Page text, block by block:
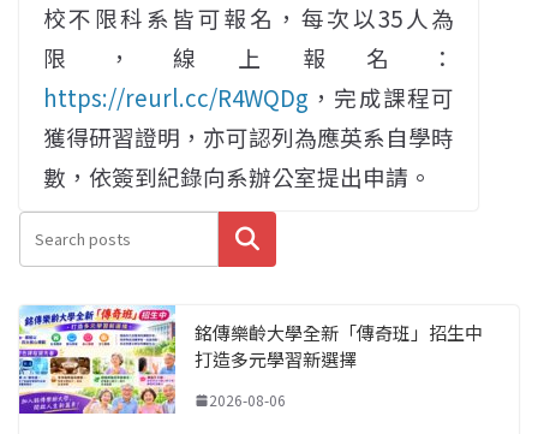
校不限科系皆可報名，每次以35人為
限，線上報名：
https://reurl.cc/R4WQDg ，完成課程可
獲得研習證明，亦可認列為應英系自學時
數，依簽到紀錄向系辦公室提出申請。
搜尋
銘傳樂齡大學全新「傳奇班」招生中
打造多元學習新選擇
2026-08-06